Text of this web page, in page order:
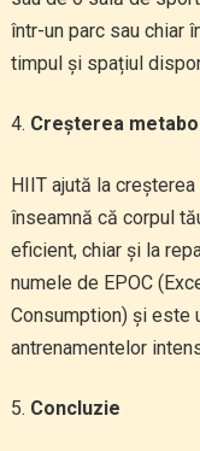
într-un parc sau chiar
timpul și spațiul
Creșterea
HIIT ajută la
înseamnă că corpul
eficient, chiar și la
numele de EPOC
Consumption) și este
antrenamentelor
Concluzie